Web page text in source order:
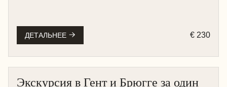
бельгийский шоколад.
ДЕТАЛЬНЕЕ € 230
Экскурсия в Гент и Брюгге за один